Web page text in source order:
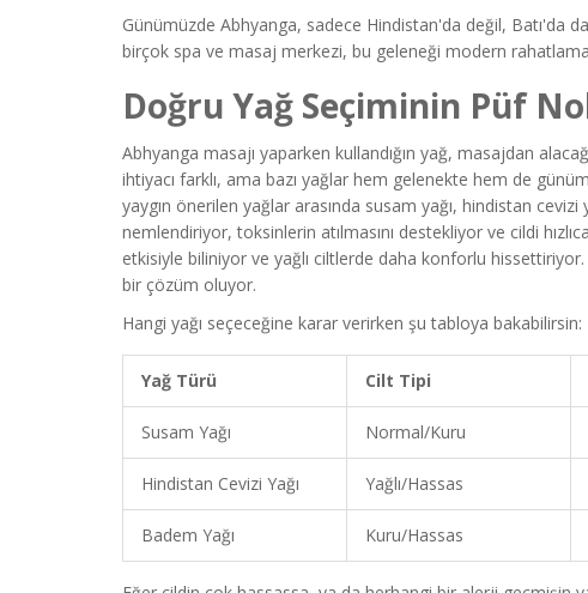
Günümüzde Abhyanga, sadece Hindistan'da değil, Batı'da
birçok spa ve masaj merkezi, bu geleneği modern
Doğru Yağ Seçiminin Püf
Abhyanga masajı yaparken kullandığın yağ, masajdan
ihtiyacı farklı, ama bazı yağlar hem gelenekte hem de
yaygın önerilen yağlar arasında susam yağı, hindistan
nemlendiriyor, toksinlerin atılmasını destekliyor ve cildi
etkisiyle biliniyor ve yağlı ciltlerde daha konforlu
bir çözüm oluyor.
Hangi yağı seçeceğine karar verirken şu tabloya bakabilirsin:
Yağ Türü Cilt Tipi
Susam Yağı Normal/Kuru
Hindistan Cevizi Yağı Yağlı/Hassas
Badem Yağı Kuru/Hassas